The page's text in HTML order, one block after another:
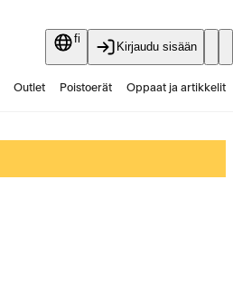
fi
Kirjaudu sisään
Outlet Poistoerät Oppaat ja artikkelit